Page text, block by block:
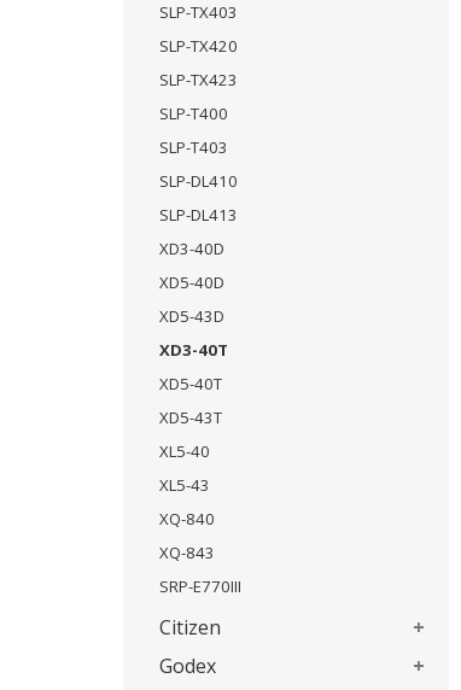
SLP-TX403
SLP-TX420
SLP-TX423
SLP-T400
SLP-T403
SLP-DL410
SLP-DL413
XD3-40D
XD5-40D
XD5-43D
XD3-40T
XD5-40T
XD5-43T
XL5-40
XL5-43
XQ-840
XQ-843
SRP-E770III
Citizen
Godex